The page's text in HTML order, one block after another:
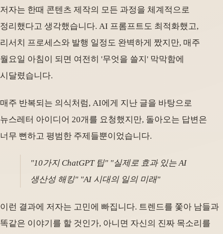
저자는 한때 콘텐츠 제작의 모든 과정을 체계적으로
정리했다고 생각했습니다. AI 프롬프트도 최적화했고,
리서치 프로세스와 발행 일정도 완벽하게 짰지만, 매주
월요일 아침이 되면 여전히 '무엇을 쓸지' 막막함에
시달렸습니다.
매주 반복되는 의식처럼, AI에게 지난 글을 바탕으로
뉴스레터 아이디어 20개를 요청했지만, 돌아오는 답변은
너무 뻔하고 평범한 주제들뿐이었습니다.
"10가지 ChatGPT 팁" "실제로 효과 있는 AI
생산성 해킹" "AI 시대의 일의 미래"
이런 결과에 저자는 고민에 빠집니다. 트렌드를 쫓아 남들과
똑같은 이야기를 할 것인가, 아니면 자신의 진짜 목소리를